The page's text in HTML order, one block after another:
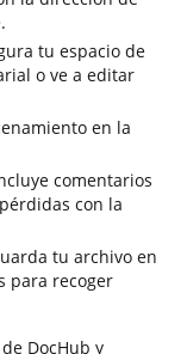
tu espacio de
o ve a editar
en la
comentarios
con la
tu archivo en
para recoger
DocHub y